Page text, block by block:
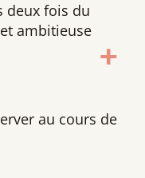
deux fois du
ambitieuse
au cours de